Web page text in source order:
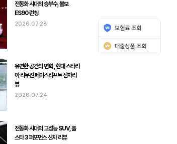
전동화 시대의 승부수, 볼보
ES90 런칭
2026.07.28
유연한 공간의 변화 , 현대 스타리
아 리무진 페이스리프트 신차리
뷰
2026.07.24
전동화 시대의 고성능 SUV, 폴
스타 3 퍼포먼스 신차 리뷰